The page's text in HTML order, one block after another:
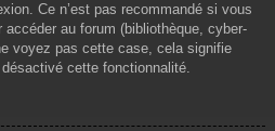
Ce n’est pas recommandé si vous
au forum (bibliothèque, cyber-
voyez pas cette case, cela signifie
cette fonctionnalité.